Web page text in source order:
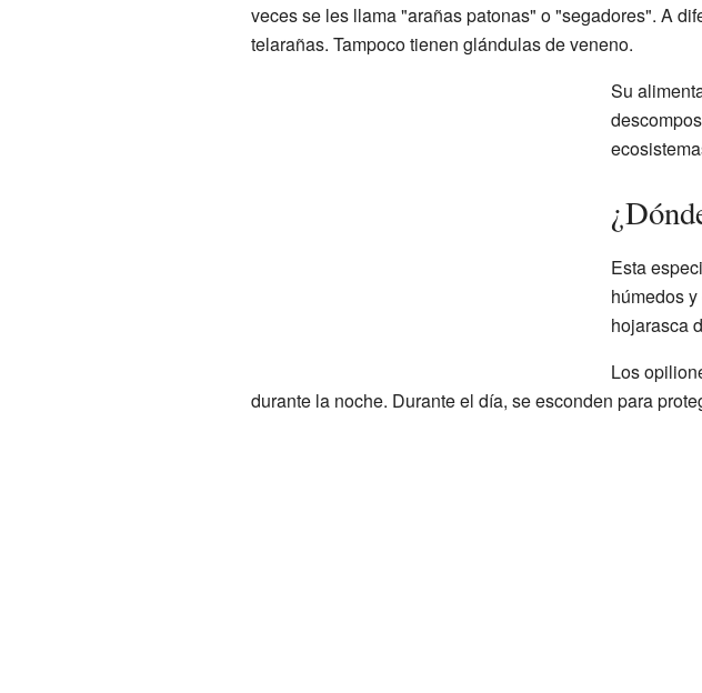
veces se les llama "arañas patonas" o "segadores". A
telarañas. Tampoco tienen glándulas de veneno.
Su
Esta
húmedos
hojarasca
Los
durante la noche. Durante el día, se esconden para